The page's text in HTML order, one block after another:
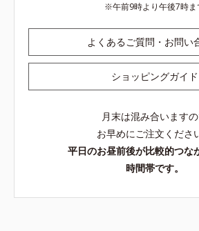
午前9時より午後7時ま
よくあるご質問・お問い
ショッピングガイド
月末は混み合います
お早めにご注文くださ
平日のお昼前後が比較的つな
時間帯です。